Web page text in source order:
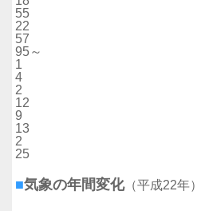
55
22
57
95～
1
4
2
12
9
13
2
25
■気象の年間変化（平成22年）